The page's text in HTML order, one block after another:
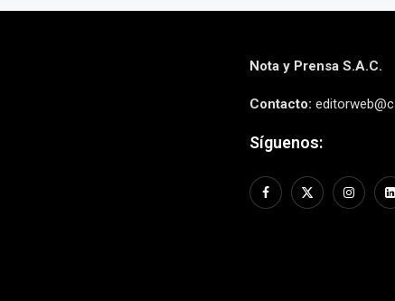
Nota y Prensa S.A.C.
Contacto:
Síguenos: